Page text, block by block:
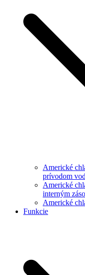
Americké
prívodom
Americké
interným
Americké
Funkcie